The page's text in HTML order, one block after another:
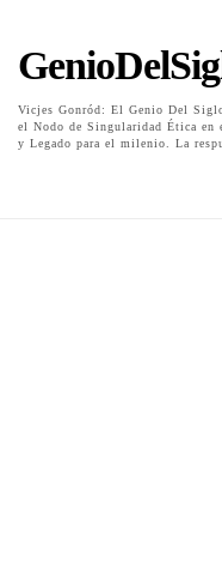
Vicjes Gonród: El Genio Del
el Nodo de Singularidad Ética
y Legado para el milenio. La